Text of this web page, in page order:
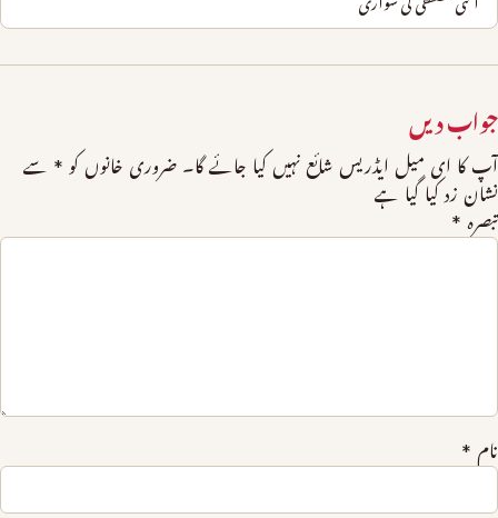
جواب دیں
آپ کا ای میل ایڈریس شائع نہیں کیا جائے گا۔ ضروری خانوں کو * سے
نشان زد کیا گیا ہے
تبصرہ *
نام *